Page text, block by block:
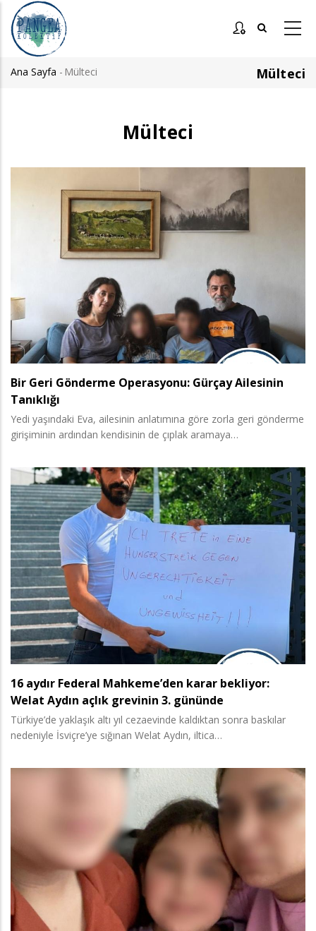
Ana
içeriğe
atla
Mülteci
Sayfa
Ana Sayfa - Mülteci
Mülteci
Bir Geri Gönderme Operasyonu: Gürçay Ailesinin
Tanıklığı
Yedi yaşındaki Eva, ailesinin anlatımına göre zorla geri gönderme
girişiminin ardından kendisinin de çıplak aramaya…
16 aydır Federal Mahkeme’den karar bekliyor:
Welat Aydın açlık grevinin 3. gününde
Türkiye’de yaklaşık altı yıl cezaevinde kaldıktan sonra baskılar
nedeniyle İsviçre’ye sığınan Welat Aydın, iltica…